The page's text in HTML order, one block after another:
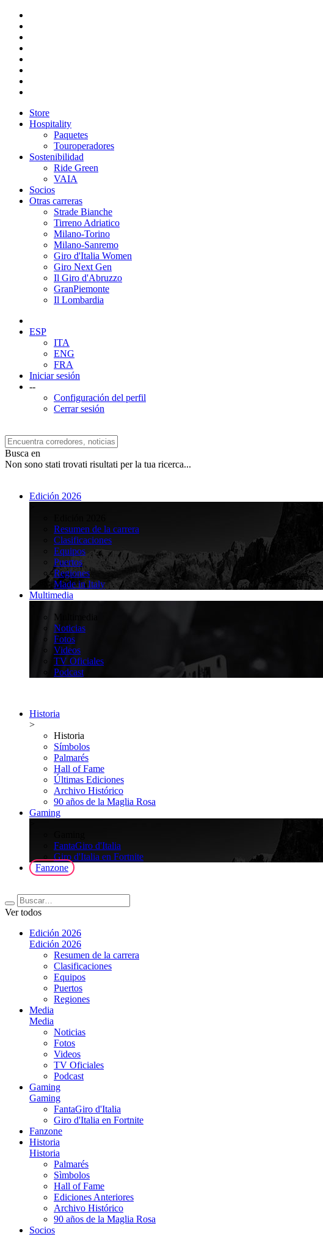
Store
Hospitality
Paquetes
Touroperadores
Sostenibilidad
Ride Green
VAIA
Socios
Otras carreras
Strade Bianche
Tirreno Adriatico
Milano-Torino
Milano-Sanremo
Giro d'Italia Women
Giro Next Gen
Il Giro d'Abruzzo
GranPiemonte
Il Lombardia
ESP
ITA
ENG
FRA
Iniciar sesión
--
Configuración del perfil
Cerrar sesión
Busca en
Non sono stati trovati risultati per la tua ricerca...
Edición 2026
Resumen de la carrera
Clasificaciones
Equipos
Puertos
Regiones
Made in Italy
Multimedia
Multimedia
Noticias
Fotos
Videos
TV Oficiales
Podcast
Historia
>
Historia
Símbolos
Palmarés
Hall of Fame
Últimas Ediciones
Archivo Histórico
90 años de la Maglia Rosa
Gaming
FantaGiro d'Italia
Giro d'Italia en Fortnite
Fanzone
Ver todos
Edición 2026
Edición 2026
Resumen de la carrera
Clasificaciones
Equipos
Puertos
Regiones
Media
Media
Noticias
Fotos
Videos
TV Oficiales
Podcast
Gaming
Gaming
FantaGiro d'Italia
Giro d'Italia en Fortnite
Fanzone
Historia
Historia
Palmarés
Sìmbolos
Hall of Fame
Ediciones Anteriores
Archivo Histórico
90 años de la Maglia Rosa
Socios